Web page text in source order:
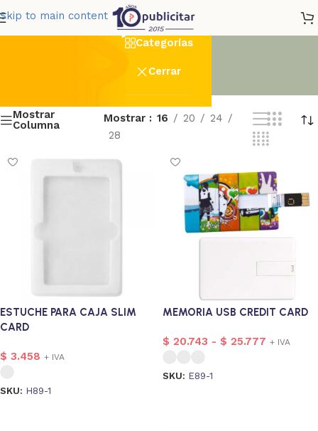
Skip to main contentTarjetas USB
Categorías
Cerrar
Mostrar
Columna
Mostrar 16 20
24
28
ESTUCHE PARA CAJA SLIM
CARD
$ 3.458 + IVA
SKU: H89-1
MEMORIA USB CREDIT CARD
$ 20.743 - $ 25.777 + IVA
SKU: E89-1